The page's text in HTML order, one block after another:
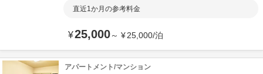
直近1か月の参考料金
¥25,000～ ¥25,000/泊
アパートメント/マンション